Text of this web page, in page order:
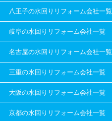
八王子の水回りリフォーム会社一覧
岐阜の水回りリフォーム会社一覧
名古屋の水回りリフォーム会社一覧
三重の水回りリフォーム会社一覧
大阪の水回りリフォーム会社一覧
京都の水回りリフォーム会社一覧